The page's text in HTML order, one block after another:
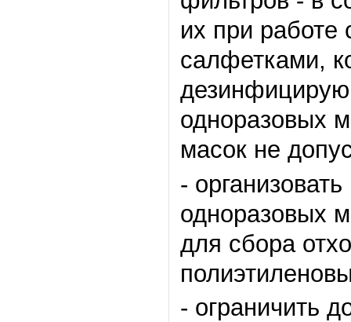
их при
салфетками,
одноразовых
масок не
-
одноразовых
для сбора
- ограничить